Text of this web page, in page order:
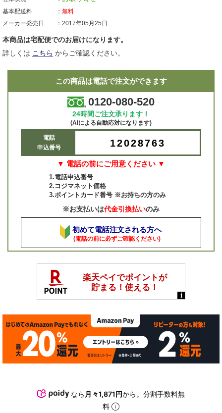
基本配送料
無料
メーカー発売日
2017年05月25日
本商品は宅配便でのお届けになります。
詳しくは こちら からご確認ください。
この商品は電話で注文ができます
0120-080-520
24時間ご注文承ります！
(AIによる自動応対になります)
電話
申込番号
12028763
▼ 電話の前にご用意ください ▼
1.電話申込番号
2.コジマネット価格
3.ポイントカード番号 ※お持ちの方のみ
※お支払いは代金引換払いのみ
初めて電話注文される方へ
(電話の前に必ずご確認ください)
なら 月々1,871円から。分割手数料無
料